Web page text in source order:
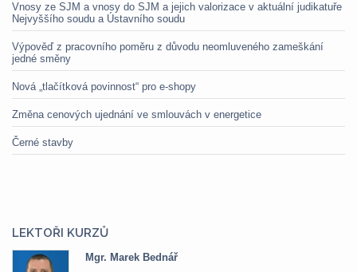
Vnosy ze SJM a vnosy do SJM a jejich valorizace v aktuální judikatuře
Nejvyššího soudu a Ústavního soudu
Výpověď z pracovního poměru z důvodu neomluveného zameškání
jedné směny
Nová „tlačítková povinnost“ pro e-shopy
Změna cenových ujednání ve smlouvách v energetice
Černé stavby
LEKTOŘI KURZŮ
Mgr. Marek Bednář